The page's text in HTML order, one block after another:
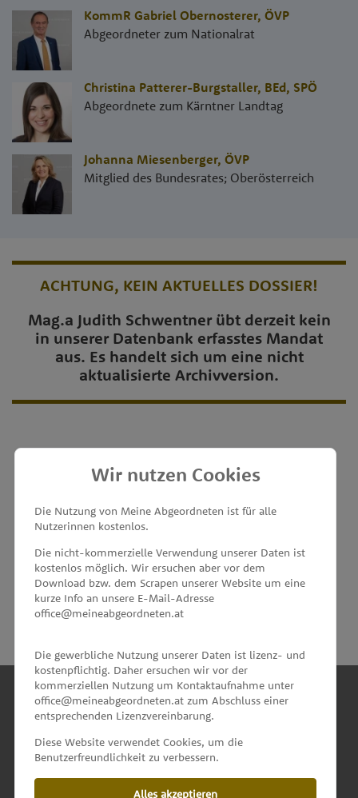
KommR Gabriel Obernosterer, ÖVP
Abgeordneter zum Nationalrat
Christina Patterer-Burgstaller, BEd, SPÖ
Abgeordnete zum Kärntner Landtag
Johanna Miesenberger, ÖVP
Mitglied des Bundesrates; Oberösterreich
ACHTUNG, KEIN AKTUELLES DOSSIER!
Mag.a Judith Schwentner übt derzeit kein
in unserer Datenbank erfasstes Mandat
aus. Es handelt sich um eine nicht
aktualisierte Archivversion.
MEINE ABGEORDNETEN
unterstützt von
Wir nutzen Cookies
Die Nutzung von Meine Abgeordneten ist für alle
Nutzerinnen kostenlos.
Die nicht-kommerzielle Verwendung unserer Daten ist
kostenlos möglich. Wir ersuchen aber vor dem
Download bzw. dem Scrapen unserer Website um eine
kurze Info an unsere E-Mail-Adresse
office@meineabgeordneten.at
Die gewerbliche Nutzung unserer Daten ist lizenz- und
kostenpflichtig. Daher ersuchen wir vor der
kommerziellen Nutzung um Kontaktaufnahme unter
office@meineabgeordneten.at zum Abschluss einer
entsprechenden Lizenzvereinbarung.
Diese Website verwendet Cookies, um die
Benutzerfreundlichkeit zu verbessern.
Alles akzeptieren